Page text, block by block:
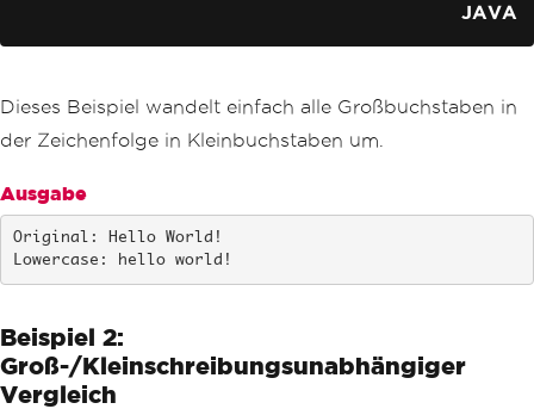
JAVA
Dieses Beispiel wandelt einfach alle Großbuchstaben in
der Zeichenfolge in Kleinbuchstaben um.
Ausgabe
Original: Hello World!
Lowercase: hello world!
Beispiel 2:
Groß-/Kleinschreibungsunabhängiger
Vergleich